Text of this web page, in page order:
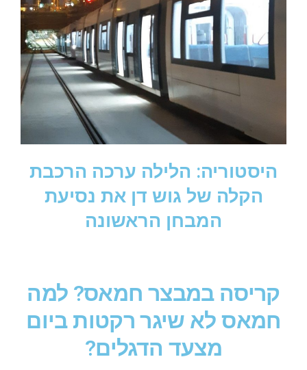
היסטוריה: הלילה ערכה הרכבת
הקלה של גוש דן את נסיעת
המבחן הראשונה
קריסה במבצר חמאס? למה
חמאס לא שיגר רקטות ביום
מצעד הדגלים?